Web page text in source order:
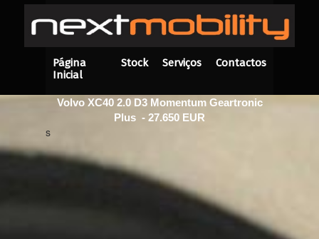
Página
Inicial
Stock Serviços Contactos
Volvo XC40 2.0 D3 Momentum Geartronic
Plus - 27.650 EUR
s